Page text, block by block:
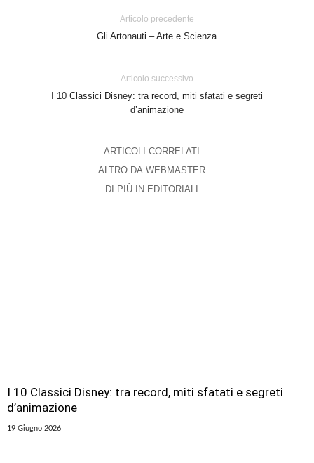
Articolo precedente
Gli Artonauti – Arte e Scienza
Articolo successivo
I 10 Classici Disney: tra record, miti sfatati e segreti
d’animazione
ARTICOLI CORRELATI
ALTRO DA WEBMASTER
DI PIÙ IN EDITORIALI
I 10 Classici Disney: tra record, miti sfatati e segreti
d’animazione
19 Giugno 2026